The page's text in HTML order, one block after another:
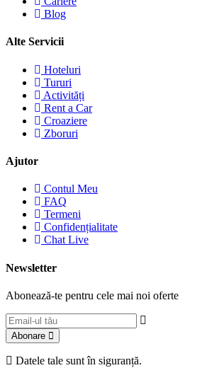
Blog
Alte Servicii
Hoteluri
Tururi
Activități
Rent a Car
Croaziere
Zboruri
Ajutor
Contul Meu
FAQ
Termeni
Confidențialitate
Chat Live
Newsletter
Abonează-te pentru cele mai noi oferte
Abonare
Datele tale sunt în siguranță.